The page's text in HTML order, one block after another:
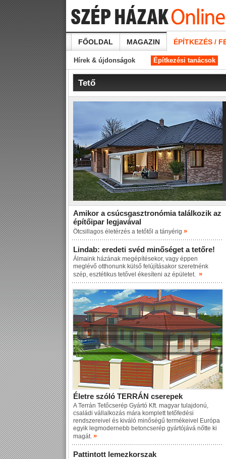
FŐOLDAL MAGAZIN ÉPÍTKEZÉS /
Hírek & újdonságok Építkezési tanácsok
Tető
Amikor a csúcsgasztronómia találkozik az
építőipar legjavával
Ötcsillagos életérzés a tetőtől a tányérig »
Lindab: eredeti svéd minőséget a tetőre!
Álmaink házának megépítésekor, vagy éppen
meglévő otthonunk külső felújításakor szeretnénk
szép, esztétikus tetővel ékesíteni az épületet. »
Életre szóló TERRÁN cserepek
A Terrán Tetőcserép Gyártó Kft. magyar tulajdonú,
családi vállalkozás mára komplett tetőfedési
rendszereivel és kiváló minőségű termékeivel Európa
egyik legmodernebb betoncserép gyártójává nőtte ki
magát. »
Pattintott lemezkorszak